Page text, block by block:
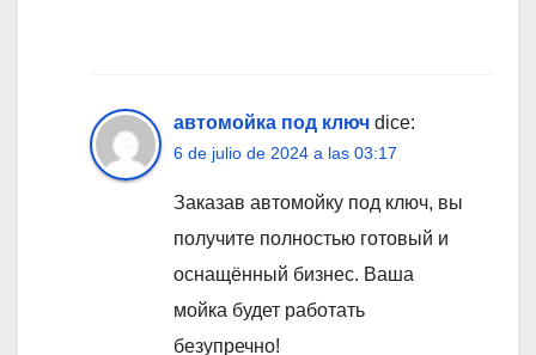
автомойка под ключ dice:
6 de julio de 2024 a las 03:17
Заказав автомойку под ключ, вы
получите полностью готовый и
оснащённый бизнес. Ваша
мойка будет работать
безупречно!